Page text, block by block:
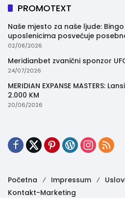
PROMOTEXT
Naše mjesto za naše ljude:
uposlenicima posvećuje
trenutak
02/08/2026
Meridianbet zvanični sponzor
24/07/2026
MERIDIAN EXPANSE MASTERS:
2.000 KM
20/06/2026
Početna Impressum
Kontakt-Marketing